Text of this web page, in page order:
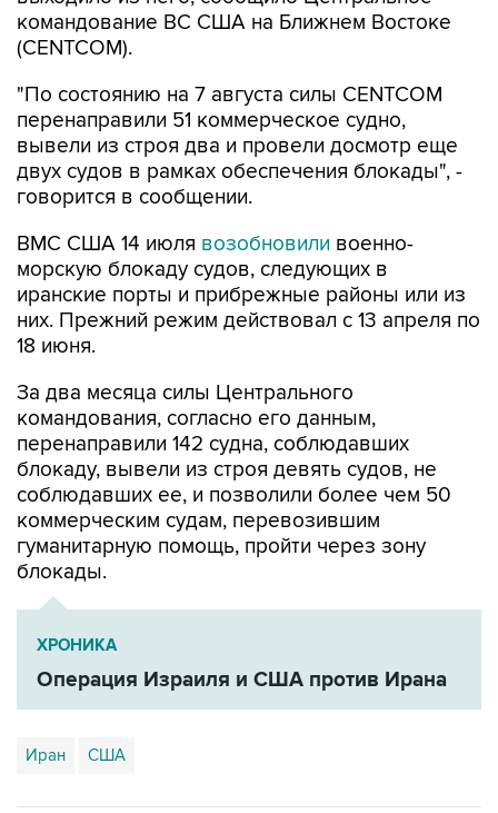
командование ВС США на Ближнем Востоке
(CENTCOM).
"По состоянию на 7 августа силы CENTCOM
перенаправили 51 коммерческое судно,
вывели из строя два и провели досмотр еще
двух судов в рамках обеспечения блокады", -
говорится в сообщении.
ВМС США 14 июля возобновили военно-
морскую блокаду судов, следующих в
иранские порты и прибрежные районы или из
них. Прежний режим действовал с 13 апреля по
18 июня.
За два месяца силы Центрального
командования, согласно его данным,
перенаправили 142 судна, соблюдавших
блокаду, вывели из строя девять судов, не
соблюдавших ее, и позволили более чем 50
коммерческим судам, перевозившим
гуманитарную помощь, пройти через зону
блокады.
ХРОНИКА
Операция Израиля и США против Ирана
Иран США